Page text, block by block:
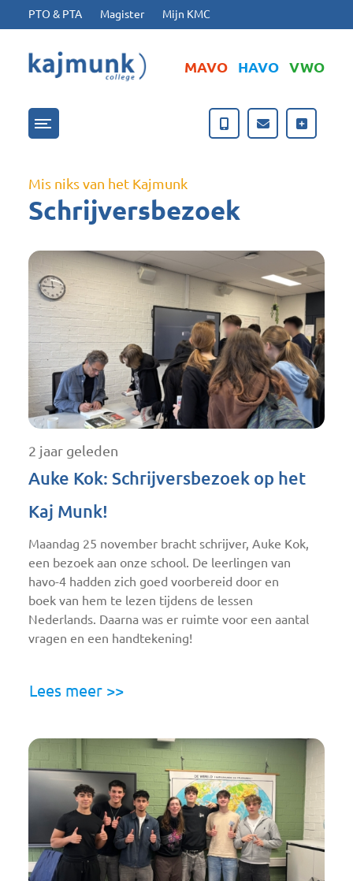
Ga naar hoofdinhoud
Ga naar footer
PTO & PTA Magister Mijn KMC
MAVO HAVO VWO
Menu openen/sluiten
Mis niks van het Kajmunk
Schrijversbezoek
2 jaar geleden
Auke Kok: Schrijversbezoek op het
Kaj Munk!
Maandag 25 november bracht schrijver, Auke Kok,
een bezoek aan onze school. De leerlingen van
havo-4 hadden zich goed voorbereid door en
boek van hem te lezen tijdens de lessen
Nederlands. Daarna was er ruimte voor een aantal
vragen en een handtekening!
Lees meer >>